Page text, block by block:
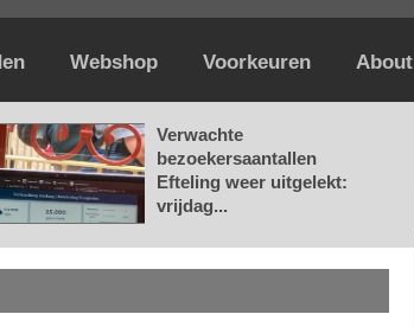
Webshop Voorkeuren About
Verwachte
bezoekersaantallen
Efteling weer uitgelekt:
vrijdag...